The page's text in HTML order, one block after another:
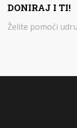
DONIRAJ I TI!
Želite pomoći